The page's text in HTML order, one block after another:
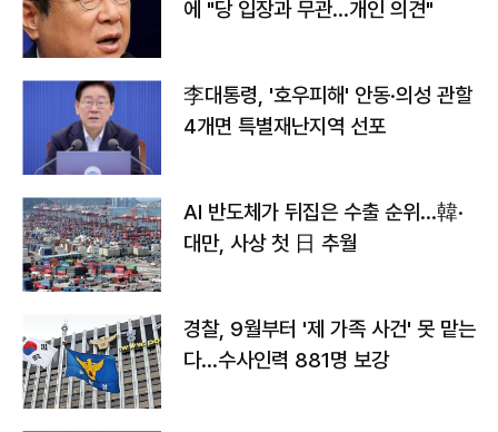
에 "당 입장과 무관…개인 의견"
李대통령, '호우피해' 안동·의성 관할
4개면 특별재난지역 선포
AI 반도체가 뒤집은 수출 순위…韓·
대만, 사상 첫 日 추월
경찰, 9월부터 '제 가족 사건' 못 맡는
다…수사인력 881명 보강